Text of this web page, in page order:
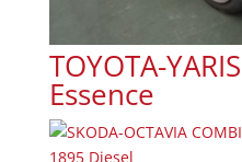
TOYOTA-
Essence